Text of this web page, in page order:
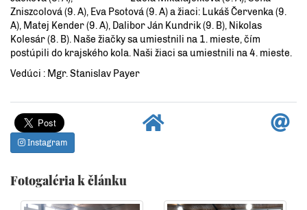
Zniszcolová (9. A), Eva Psotová (9. A) a žiaci: Lukáš Červenka (9.
A), Matej Kender (9. A), Dalibor Ján Kundrik (9. B), Nikolas
Kolesár (8. B). Naše žiačky sa umiestnili na 1. mieste, čím
postúpili do krajského kola. Naši žiaci sa umiestnili na 4. mieste.
Vedúci : Mgr. Stanislav Payer
Instagram
Fotogaléria k článku